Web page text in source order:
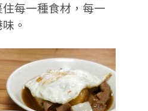
每一種食材，每一
。